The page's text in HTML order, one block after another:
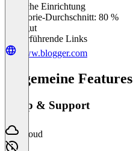
Einfache Einrichtung
Kategorie-Durchschnitt: 80 %
Sehr gut
Weiterführende Links
www.blogger.com
Allgemeine Features
Setup & Support
Cloud